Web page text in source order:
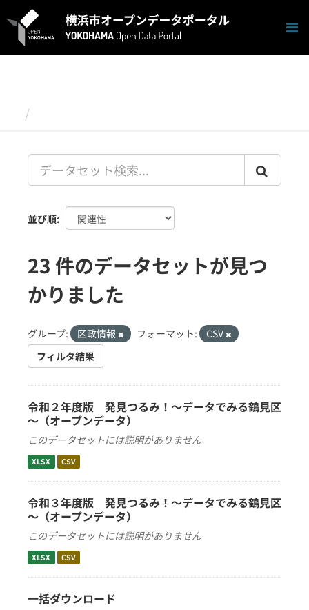
キ
並び順
23 件のデータセットが見つ
かりました
グループ: 区政情報 フォーマット:
CSV
フィルタ結果
令和２年度版 発見つるみ！～データでみる鶴見区
～（オープンデータ）
このデータセットには説明がありません
XLSX CSV
令和３年度版 発見つるみ！～データでみる鶴見区
～（オープンデータ）
このデータセットには説明がありません
XLSX CSV
一括ダウンロード